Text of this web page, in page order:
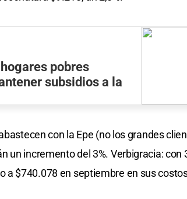
pobres
subsidios a la
con la Epe (no los grandes
un incremento del 3%. Verbigracia:
a $740.078 en septiembre en sus